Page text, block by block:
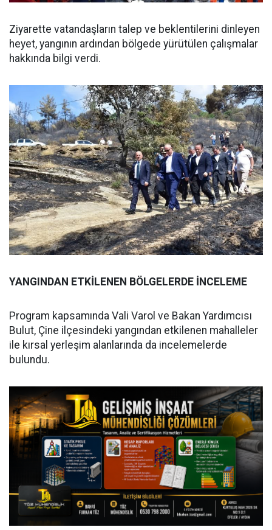
Ziyarette vatandaşların talep ve beklentilerini dinleyen
heyet, yangının ardından bölgede yürütülen çalışmalar
hakkında bilgi verdi.
YANGINDAN ETKİLENEN BÖLGELERDE İNCELEME
Program kapsamında Vali Varol ve Bakan Yardımcısı
Bulut, Çine ilçesindeki yangından etkilenen mahalleler
ile kırsal yerleşim alanlarında da incelemelerde
bulundu.